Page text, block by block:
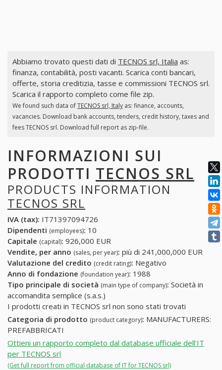
Abbiamo trovato questi dati di TECNOS srl, Italia as:
finanza, contabilità, posti vacanti. Scarica conti bancari,
offerte, storia creditizia, tasse e commissioni TECNOS srl.
Scarica il rapporto completo come file zip.
We found such data ofTECNOS srl, Italyas: finance, accounts,
vacancies. Download bank accounts, tenders, credit history, taxes and
fees TECNOS srl. Download full report as zip-file.
INFORMAZIONI SUI
PRODOTTI TECNOS SRL
PRODUCTS INFORMATION
TECNOS SRL
IVA (tax): IT71397094726
Dipendenti (employees): 10
Capitale (capital): 926,000 EUR
Vendite, per anno (sales, per year): più di 241,000,000 EUR
Valutazione del credito (credit rating): Negativo
Anno di fondazione (foundation year): 1988
Tipo principale di società (main type of company): Società in
accomandita semplice (s.a.s.)
I prodotti creati in TECNOS srl non sono stati trovati
Categoria di prodotto (product category): MANUFACTURERS:
PREFABBRICATI
Ottieni un rapporto completo dal database ufficiale dell'IT
per TECNOS srl
(Get full report from official database of IT for TECNOS srl)